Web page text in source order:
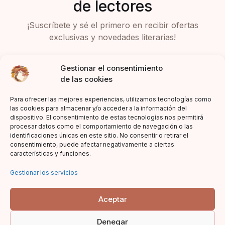
Gestionar el consentimiento
de las cookies
Para ofrecer las mejores experiencias, utilizamos tecnologías como
las cookies para almacenar y/o acceder a la información del
dispositivo. El consentimiento de estas tecnologías nos permitirá
procesar datos como el comportamiento de navegación o las
identificaciones únicas en este sitio. No consentir o retirar el
consentimiento, puede afectar negativamente a ciertas
características y funciones.
Gestionar los servicios
Aceptar
Denegar
de lectores
¡Suscríbete y sé el primero en recibir ofertas
exclusivas y novedades literarias!
Acepto la política de privacidad